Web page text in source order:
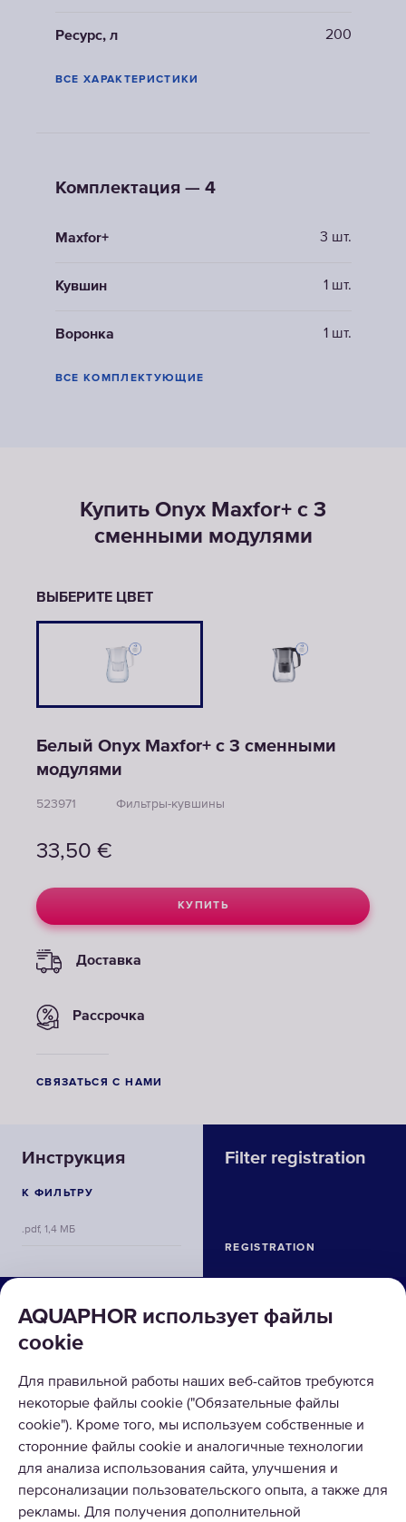
Ресурс, л 200
ВСЕ ХАРАКТЕРИСТИКИ
Комплектация — 4
Maxfor+ 3 шт.
Кувшин 1 шт.
Воронка 1 шт.
ВСЕ КОМПЛЕКТУЮЩИЕ
Купить Onyx Maxfor+ с 3
сменными модулями
ВЫБЕРИТЕ ЦВЕТ
Белый Onyx Maxfor+ с 3 сменными
модулями
523971 Фильтры-кувшины
33,50 €
КУПИТЬ
Доставка
Рассрочка
СВЯЗАТЬСЯ С НАМИ
Инструкция
К ФИЛЬТРУ
.pdf, 1,4 МБ
Filter registration
REGISTRATION
AQUAPHOR использует файлы
cookie
Для правильной работы наших веб-сайтов требуются
некоторые файлы cookie ("Обязательные файлы
cookie"). Кроме того, мы используем собственные и
сторонние файлы cookie и аналогичные технологии
для анализа использования сайта, улучшения и
персонализации пользовательского опыта, а также для
рекламы. Для получения дополнительной
КАТАЛОГ
РЕШЕНИЯ
ВОЗВРАТ ТОВАРА